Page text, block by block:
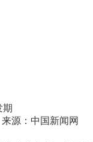
期
源：中国新闻网